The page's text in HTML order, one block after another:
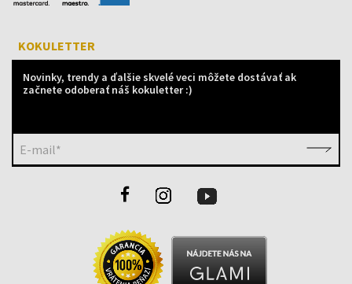
KOKULETTER
Novinky, trendy a ďalšie skvelé veci môžete dostávať ak
začnete odoberať náš kokuletter :)
E-mail*